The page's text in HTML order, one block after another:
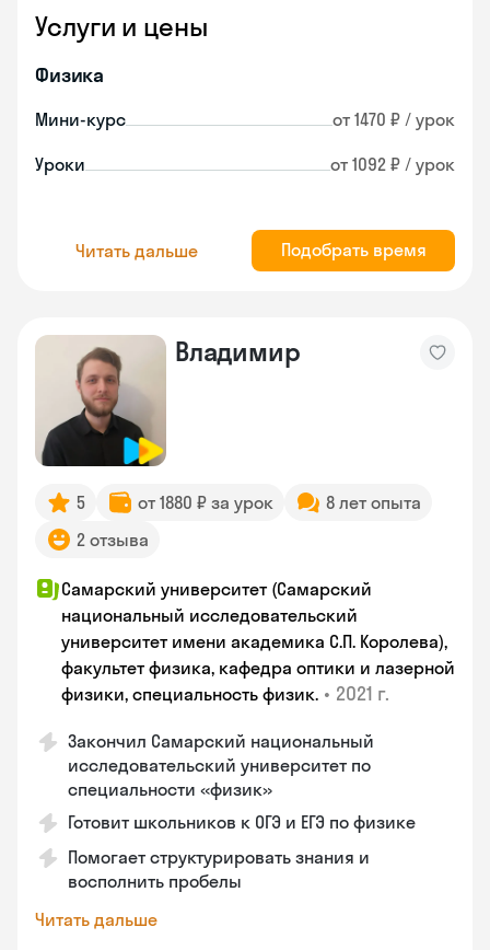
Услуги и цены
Физика
Мини-курс от 1470 ₽ / урок
Уроки от 1092 ₽ / урок
Читать дальше Подобрать время
Владимир
5 от 1880 ₽ за урок
8 лет опыта
2 отзыва
Самарский университет (Самарский
национальный исследовательский
университет имени академика С.П. Королева),
факультет физика, кафедра оптики и лазерной
физики, специальность физик. • 2021 г.
Закончил Самарский национальный
исследовательский университет по
специальности «физик»
Готовит школьников к ОГЭ и ЕГЭ по физике
Помогает структурировать знания и
восполнить пробелы
Читать дальше